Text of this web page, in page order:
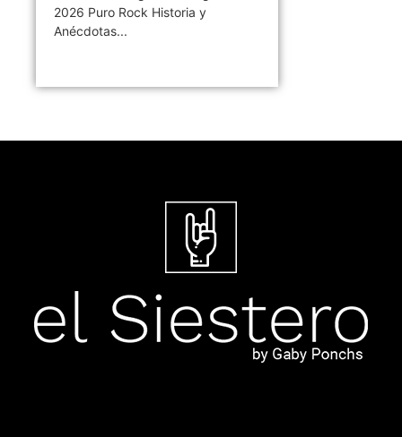
2026 Puro Rock Historia y
Anécdotas...